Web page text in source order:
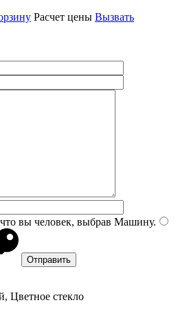
Расчет цены Вызвать
вы человек, выбрав Машину.
Цветное стекло